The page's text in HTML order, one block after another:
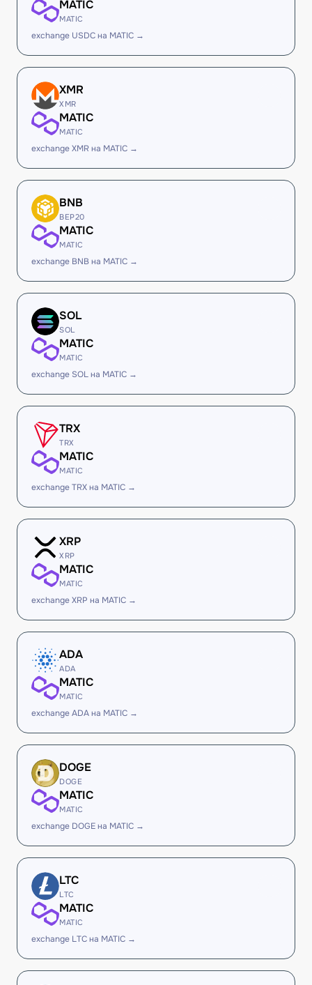
MATIC
MATIC
exchange USDC на MATIC →
XMR
XMR
MATIC
MATIC
exchange XMR на MATIC →
BNB
BEP20
MATIC
MATIC
exchange BNB на MATIC →
SOL
SOL
MATIC
MATIC
exchange SOL на MATIC →
TRX
TRX
MATIC
MATIC
exchange TRX на MATIC →
XRP
XRP
MATIC
MATIC
exchange XRP на MATIC →
ADA
ADA
MATIC
MATIC
exchange ADA на MATIC →
DOGE
DOGE
MATIC
MATIC
exchange DOGE на MATIC →
LTC
LTC
MATIC
MATIC
exchange LTC на MATIC →